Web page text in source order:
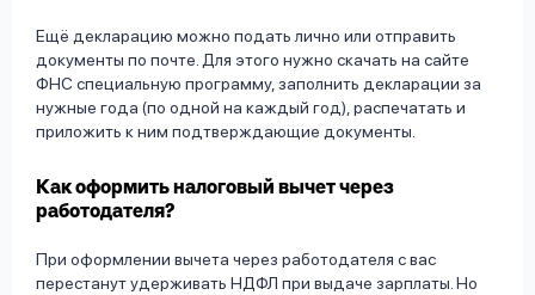
Ещё декларацию можно подать лично или отправить
документы по почте. Для этого нужно скачать на сайте
ФНС специальную программу, заполнить декларации за
нужные года (по одной на каждый год), распечатать и
приложить к ним подтверждающие документы.
Как оформить налоговый вычет через
работодателя?
При оформлении вычета через работодателя с вас
перестанут удерживать НДФЛ при выдаче зарплаты. Но